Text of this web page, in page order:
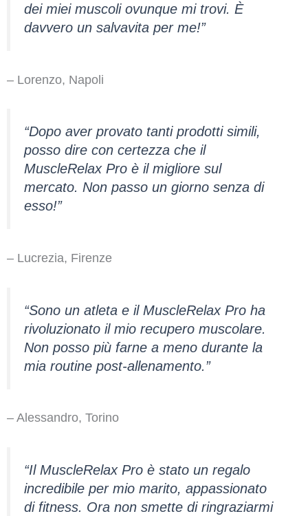
dei miei muscoli ovunque mi trovi. È
davvero un salvavita per me!”
– Lorenzo, Napoli
“Dopo aver provato tanti prodotti simili,
posso dire con certezza che il
MuscleRelax Pro è il migliore sul
mercato. Non passo un giorno senza di
esso!”
– Lucrezia, Firenze
“Sono un atleta e il MuscleRelax Pro ha
rivoluzionato il mio recupero muscolare.
Non posso più farne a meno durante la
mia routine post-allenamento.”
– Alessandro, Torino
“Il MuscleRelax Pro è stato un regalo
incredibile per mio marito, appassionato
di fitness. Ora non smette di ringraziarmi